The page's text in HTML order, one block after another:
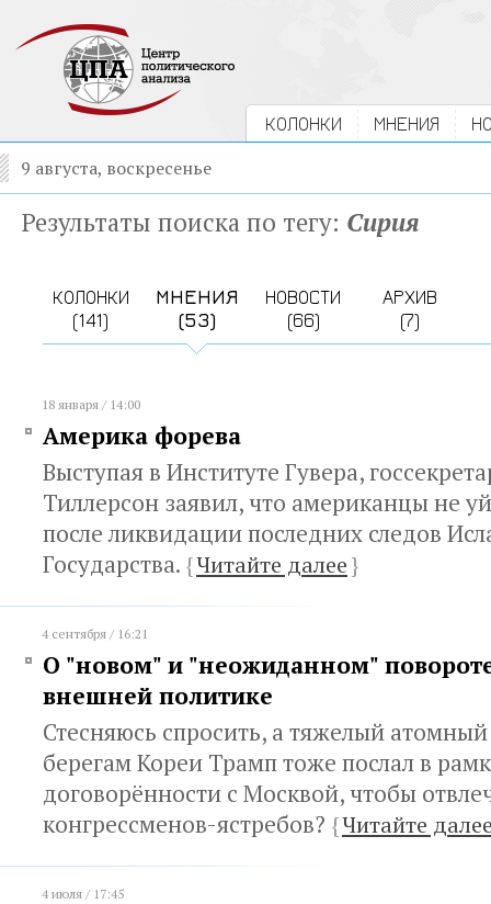
КОЛОНКИ МНЕНИЯ
9 августа, воскресенье
Результаты поиска по тегу: Сирия
КОЛОНКИ
(141)
МНЕНИЯ
(53)
НОВОСТИ
(66)
АРХИВ
(7)
18 января / 14:00
Америка форева
Выступая в Институте Гувера,
Тиллерсон заявил, что американцы не
после ликвидации последних следов
Государства. {Читайте далее}
4 сентября / 16:21
О "новом" и "неожиданном"
внешней политике
Стесняюсь спросить, а тяжелый
берегам Кореи Трамп тоже послал в
договорённости с Москвой, чтобы
конгрессменов-ястребов? {Читайте
4 июля / 17:45